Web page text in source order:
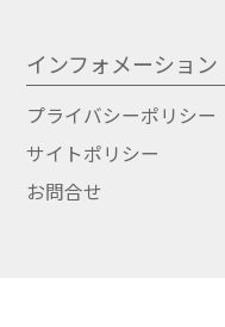
インフォメーション
プライバシーポリシー
サイトポリシー
お問合せ